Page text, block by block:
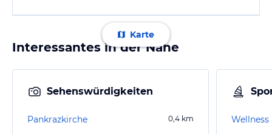
Karte
Interessantes in der Nähe
Sehenswürdigkeiten
Pankrazkirche 0,4 km